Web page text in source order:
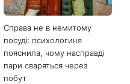
Справа не в немитому
посуді: психологиня
пояснила, чому насправді
пари сваряться через
побут